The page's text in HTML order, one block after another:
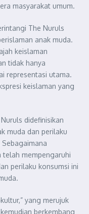
masyarakat umum.
The Nuruls
anak muda.
keislaman
tidak hanya
representasi utama.
keislaman yang
didefinisikan
muda dan perilaku
telah mempengaruhi
perilaku konsumsi ini
yang merujuk
berkembang